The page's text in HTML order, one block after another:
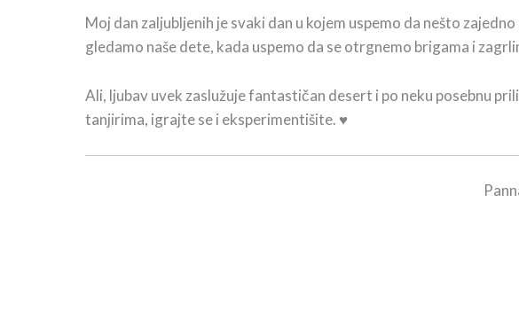
Moj dan zaljubljenih je svaki dan u kojem uspemo da nešto
gledamo naše dete, kada uspemo da se otrgnemo brigama i
Ali, ljubav uvek zaslužuje fantastičan desert i po neku posebnu
tanjirima, igrajte se i eksperimentišite. ♥